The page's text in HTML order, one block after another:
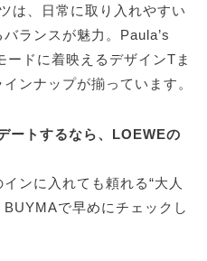
は、日常に取り入れやすい
ランスが魅力。Paula’s
ドに着映えるデザインTま
ンナップが揃っています。
ートするなら、LOEWEの
ンに入れても頼れる“大人
で早めにチェックし